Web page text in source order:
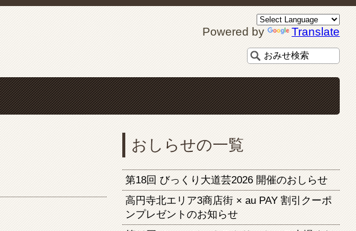
Powered by Translate
おしらせの一覧
第18回 びっくり大道芸2026 開催のおしらせ
高円寺北エリア3商店街 × au PAY 割引クーポ
ンプレゼントのお知らせ